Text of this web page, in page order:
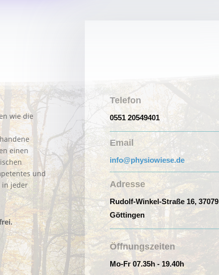
wie die
einen
und
in jeder
Telefon
0551 20549401
Email
info@physiowiese.de
Adresse
Rudolf-Winkel-Straße 16, 37079
Göttingen
Öffnungszeiten
Mo-Fr 07.35h - 19.40h